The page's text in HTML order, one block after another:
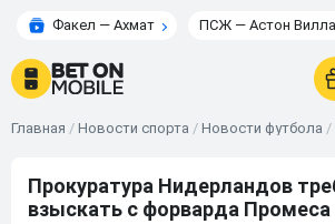
Факел — Ахмат ПСЖ — Астон Вилла
Главная / Новости спорта / Новости футбола /
Прокуратура Нидерландов
взыскать с форварда Промеса